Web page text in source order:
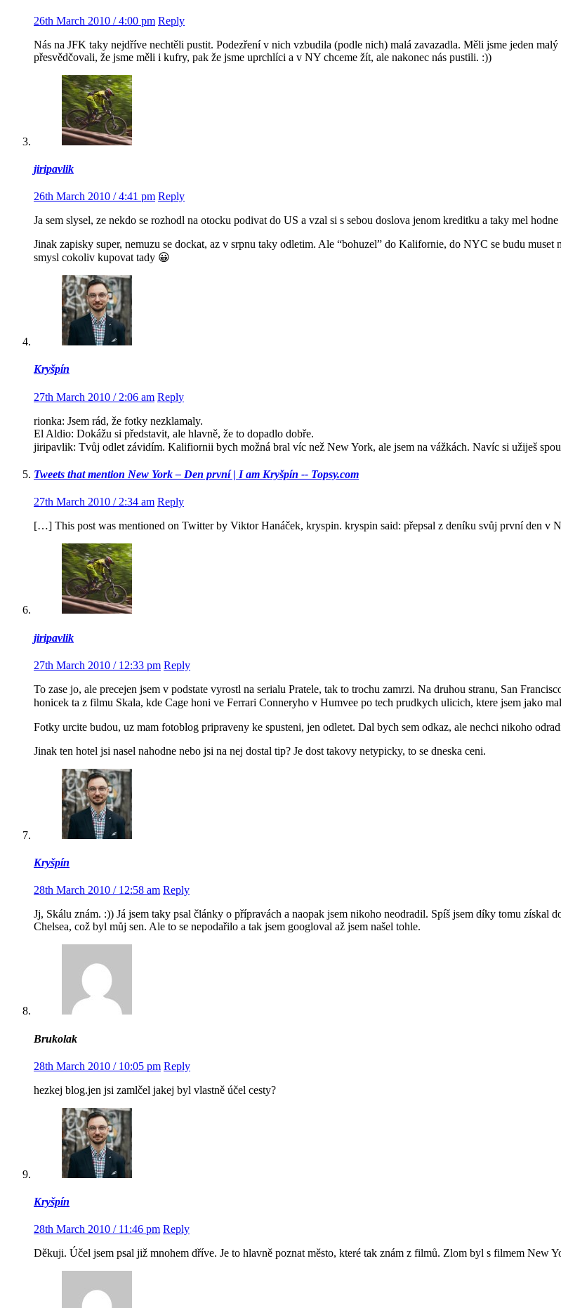
26th March 2010 / 4:00 pm Reply
Nás na JFK taky nejdříve nechtěli pustit. Podezření v nich vzbudila (podle nich) malá zavazadla. Měli jsme jeden
přesvědčovali, že jsme měli i kufry, pak že jsme uprchlíci a v NY chceme žít, ale nakonec nás pustili. :))
jiripavlik
26th March 2010 / 4:41 pm Reply
Ja sem slysel, ze nekdo se rozhodl na otocku podivat do US a vzal si s sebou doslova jenom kreditku a taky mel
Jinak zapisky super, nemuzu se dockat, az v srpnu taky odletim. Ale “bohuzel” do Kalifornie, do NYC se budu
smysl cokoliv kupovat tady 😀
Kryšpín
27th March 2010 / 2:06 am Reply
rionka: Jsem rád, že fotky nezklamaly.
El Aldio: Dokážu si představit, ale hlavně, že to dopadlo dobře.
jiripavlik: Tvůj odlet závidím. Kalifiornii bych možná bral víc než New York, ale jsem na vážkách. Navíc si užiješ
Tweets that mention New York – Den první | I am Kryšpín -- Topsy.com
27th March 2010 / 2:34 am Reply
[…] This post was mentioned on Twitter by Viktor Hanáček, kryspin. kryspin said: přepsal z deníku svůj první den v
jiripavlik
27th March 2010 / 12:33 pm Reply
To zase jo, ale precejen jsem v podstate vyrostl na serialu Pratele, tak to trochu zamrzi. Na druhou stranu, San
honicek ta z filmu Skala, kde Cage honi ve Ferrari Conneryho v Humvee po tech prudkych ulicich, ktere jsem jako
Fotky urcite budou, uz mam fotoblog pripraveny ke spusteni, jen odletet. Dal bych sem odkaz, ale nechci nikoho
Jinak ten hotel jsi nasel nahodne nebo jsi na nej dostal tip? Je dost takovy netypicky, to se dneska ceni.
Kryšpín
28th March 2010 / 12:58 am Reply
Jj, Skálu znám. :)) Já jsem taky psal články o přípravách a naopak jsem nikoho neodradil. Spíš jsem díky tomu získal
Chelsea, což byl můj sen. Ale to se nepodařilo a tak jsem googloval až jsem našel tohle.
Brukolak
28th March 2010 / 10:05 pm Reply
hezkej blog.jen jsi zamlčel jakej byl vlastně účel cesty?
Kryšpín
28th March 2010 / 11:46 pm Reply
Děkuji. Účel jsem psal již mnohem dříve. Je to hlavně poznat město, které tak znám z filmů. Zlom byl s filmem New